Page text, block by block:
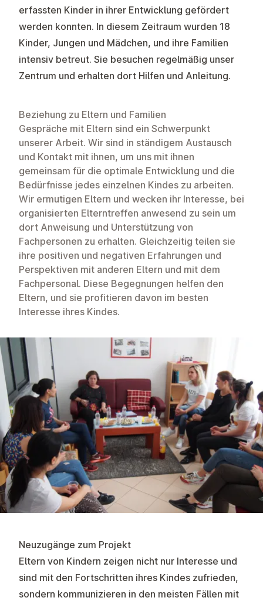
erfassten Kinder in ihrer Entwicklung gefördert
werden konnten. In diesem Zeitraum wurden 18
Kinder, Jungen und Mädchen, und ihre Familien
intensiv betreut. Sie besuchen regelmäßig unser
Zentrum und erhalten dort Hilfen und Anleitung.
Beziehung zu Eltern und Familien
Gespräche mit Eltern sind ein Schwerpunkt
unserer Arbeit. Wir sind in ständigem Austausch
und Kontakt mit ihnen, um uns mit ihnen
gemeinsam für die optimale Entwicklung und die
Bedürfnisse jedes einzelnen Kindes zu arbeiten.
Wir ermutigen Eltern und wecken ihr Interesse, bei
organisierten Elterntreffen anwesend zu sein um
dort Anweisung und Unterstützung von
Fachpersonen zu erhalten. Gleichzeitig teilen sie
ihre positiven und negativen Erfahrungen und
Perspektiven mit anderen Eltern und mit dem
Fachpersonal. Diese Begegnungen helfen den
Eltern, und sie profitieren davon im besten
Interesse ihres Kindes.
Neuzugänge zum Projekt
Eltern von Kindern zeigen nicht nur Interesse und
sind mit den Fortschritten ihres Kindes zufrieden,
sondern kommunizieren in den meisten Fällen mit